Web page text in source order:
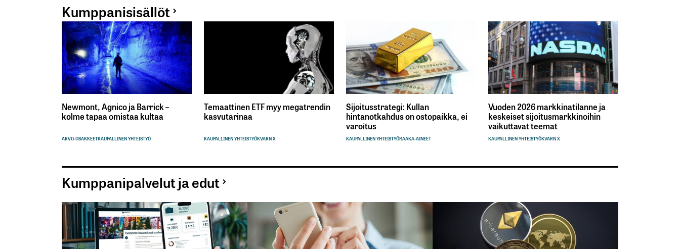
Kumppanisisällöt
Newmont, Agnico ja Barrick –
kolme tapaa omistaa kultaa
ARVO-OSAKKEETKAUPALLINEN YHTEISTYÖ
Temaattinen ETF myy megatrendin
kasvutarinaa
KAUPALLINEN YHTEISTYÖKVARN X
Sijoitusstrategi: Kullan
hintanotkahdus on ostopaikka, ei
varoitus
KAUPALLINEN YHTEISTYÖRAAKA-AINEET
Vuoden 2026 markkinatilanne ja
keskeiset sijoitusmarkkinoihin
vaikuttavat teemat
KAUPALLINEN YHTEISTYÖKVARN X
Kumppanipalvelut ja edut